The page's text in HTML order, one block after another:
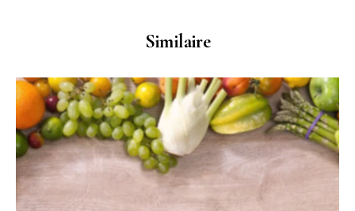
Similaire